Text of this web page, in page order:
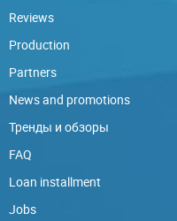
Reviews
Production
Partners
News and promotions
Тренды и обзоры
FAQ
Loan installment
Jobs